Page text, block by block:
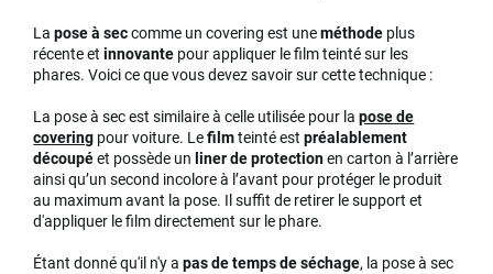
Lapose à seccomme un covering est uneméthode plus
récente etinnovante pour appliquer le film teinté sur les
phares. Voici ce que vous devez savoir sur cette technique :
La pose à sec est similaire à celle utilisée pour lapose de
covering pour voiture. Lefilmteinté estpréalablement
découpéet possède un liner de protectionen carton à l’arrière
ainsi qu’un second incolore à l’avant pour protéger le produit
au maximum avant la pose. Il suffit de retirer le support et
d'appliquer le film directement sur le phare.
Étant donné qu'il n'y apas de temps de séchage, la pose à sec